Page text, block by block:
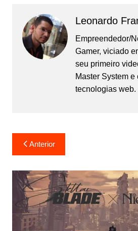
Leonardo
Empreendedor/
Gamer, viciado
seu primeiro
Master System
tecnologias web.
Navegação
de
Post
Anterior